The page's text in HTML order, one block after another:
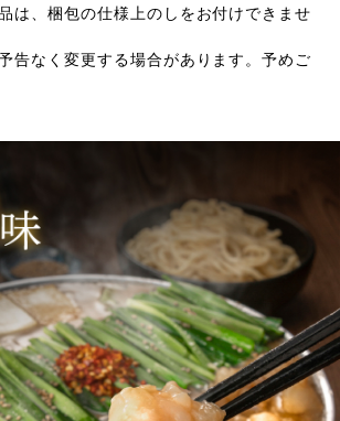
は、梱包の仕様上のしをお付けできませ
告なく変更する場合があります。予めご